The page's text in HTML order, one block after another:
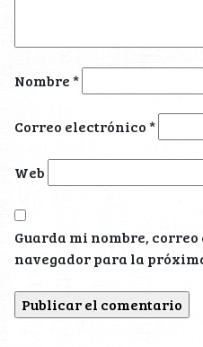
Nombre*
Correo electrónico*
Web
Guarda mi nombre,
navegador para la